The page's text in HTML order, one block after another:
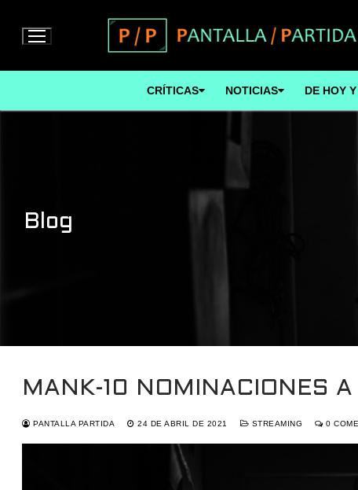
contenido
CRÍTICAS NOTICIAS DE HOY
Blog
MANK-10 NOMINACIONES A
PANTALLA PARTIDA 24 DE ABRIL DE 2021 STREAMING 0